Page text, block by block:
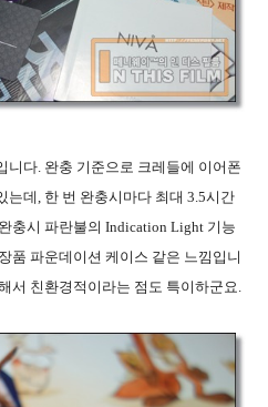
니다. 완충 기준으로 크레들에 이어폰
는데, 한 번 완충시마다 최대 3.5시간
충시 파란불의 Indication Light 기능
품 파운데이션 케이스 같은 느낌입니
서 친환경적이라는 점도 특이하군요.